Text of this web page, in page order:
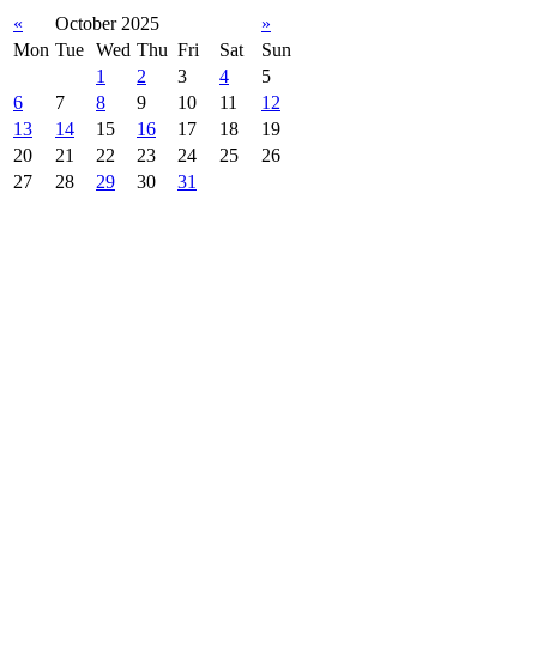
« October 2025
»
Mon Tue Wed Thu Fri Sat
Sun
1
2 3 4
5
6
7 8 9 10 11
12
13
14 15 16 17 18
19
20
21 22 23 24 25
26
27
28 29 30 31